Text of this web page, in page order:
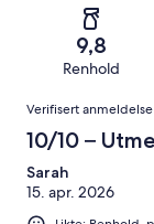
anmeldelser.
anmeldelser.
anmeldelser.
77
anmeldelser.
Forferdelig.
av
totalt
anmeldelser.
9,8
Renhold
Verifisert anmeldelse
10/10 –
Sarah
15. apr. 2026